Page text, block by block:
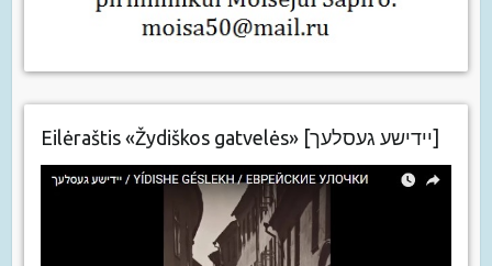
Eilėraštis «Žydiškos gatvelės» [יידישע געסלעך]